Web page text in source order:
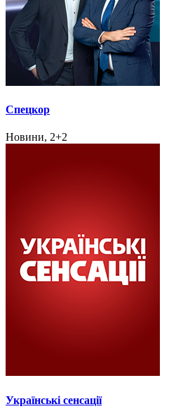
Спецкор
Новини, 2+2
Українські сенсації